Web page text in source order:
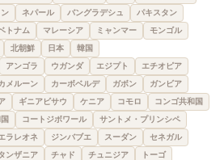
ン
ネパール バングラデシュ
パキスタン
トナム マレーシア ミャンマー
モンゴル
北朝鮮 日本 韓国
アンゴラ ウガンダ エジプト
エチオピア
メルーン カーボベルデ ガボン
ガンビア
ギニアビサウ ケニア コモロ
コンゴ共和国
コートジボワール
サントメ・プリンシペ
ラレオネ ジンバブエ スーダン
セネガル
ンザニア チャド チュニジア
トーゴ